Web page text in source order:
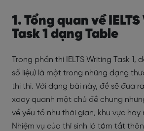
1. Tổng quan về
Task 1 dạng Table
Trong phần thi IELTS Writing Task 1,
số liệu) là một trong những dạng
thi thi. Với dạng bài này, đề sẽ đưa
xoay quanh một chủ đề chung
về yếu tố như thời gian, khu vực hay
Nhiệm vụ của thí sinh là tóm tắt